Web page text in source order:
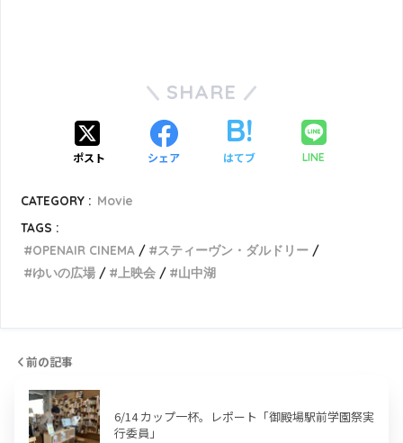
SHARE
ポスト シェア はてブ LINE
CATEGORY : Movie
TAGS :
OPENAIR CINEMA
スティーヴン・ダルドリー
ゆいの広場
上映会 山中湖
前の記事
6/14 カップ一杯。レポート「御殿場駅前学園祭実
行委員」